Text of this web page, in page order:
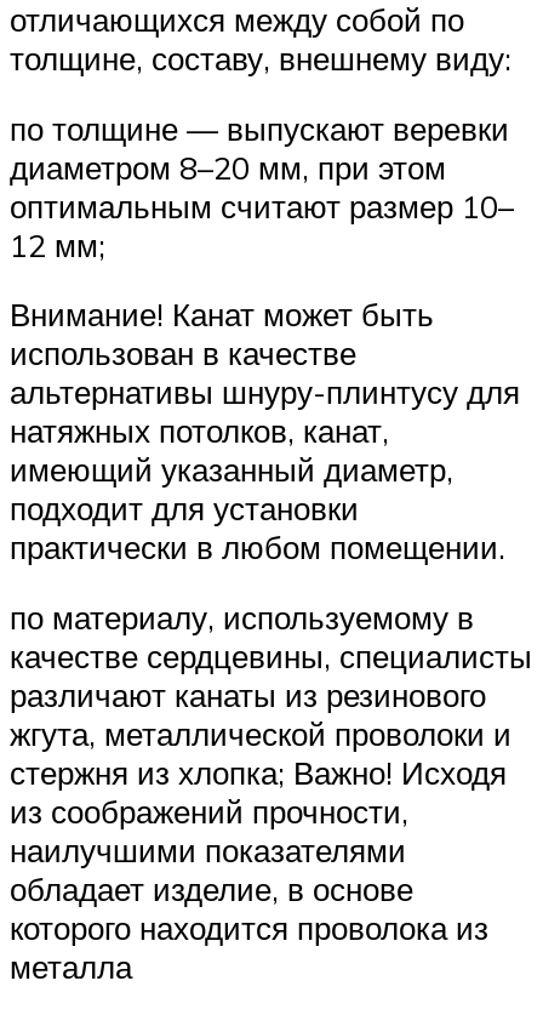
отличающихся между собой по
толщине, составу, внешнему виду:
по толщине — выпускают веревки
диаметром 8–20 мм, при этом
оптимальным считают размер 10–
12 мм;
Внимание! Канат может быть
использован в качестве
альтернативы шнуру-плинтусу для
натяжных потолков, канат,
имеющий указанный диаметр,
подходит для установки
практически в любом помещении.
по материалу, используемому в
качестве сердцевины, специалисты
различают канаты из резинового
жгута, металлической проволоки и
стержня из хлопка; Важно! Исходя
из соображений прочности,
наилучшими показателями
обладает изделие, в основе
которого находится проволока из
металла